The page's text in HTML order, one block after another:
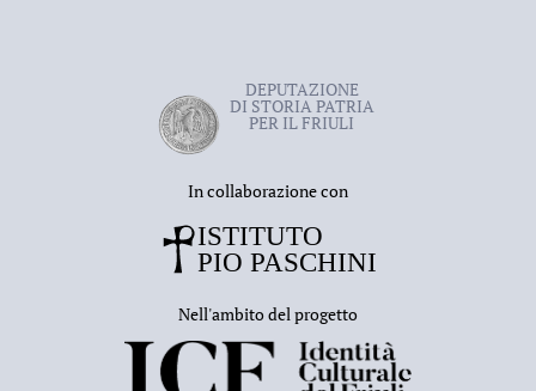
DEPUTAZIONE
DI STORIA PATRIA
PER IL FRIULI
In collaborazione con
Nell'ambito del progetto